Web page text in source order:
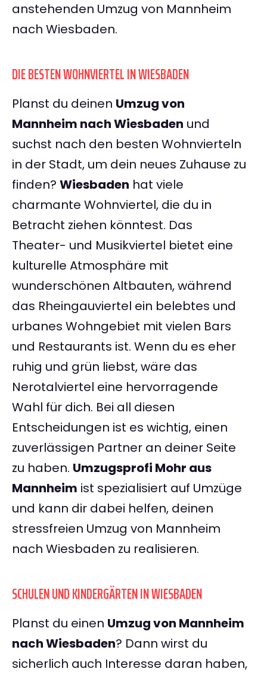
anstehenden Umzug von Mannheim
nach Wiesbaden.
DIE BESTEN WOHNVIERTEL IN WIESBADEN
Planst du deinen Umzug von
Mannheim nach Wiesbaden und
suchst nach den besten Wohnvierteln
in der Stadt, um dein neues Zuhause zu
finden? Wiesbaden hat viele
charmante Wohnviertel, die du in
Betracht ziehen könntest. Das
Theater- und Musikviertel bietet eine
kulturelle Atmosphäre mit
wunderschönen Altbauten, während
das Rheingauviertel ein belebtes und
urbanes Wohngebiet mit vielen Bars
und Restaurants ist. Wenn du es eher
ruhig und grün liebst, wäre das
Nerotalviertel eine hervorragende
Wahl für dich. Bei all diesen
Entscheidungen ist es wichtig, einen
zuverlässigen Partner an deiner Seite
zu haben. Umzugsprofi Mohr aus
Mannheim ist spezialisiert auf Umzüge
und kann dir dabei helfen, deinen
stressfreien Umzug von Mannheim
nach Wiesbaden zu realisieren.
SCHULEN UND KINDERGÄRTEN IN WIESBADEN
Planst du einen Umzug von Mannheim
nach Wiesbaden? Dann wirst du
sicherlich auch Interesse daran haben,